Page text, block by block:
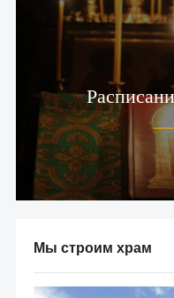
Мы строим храм